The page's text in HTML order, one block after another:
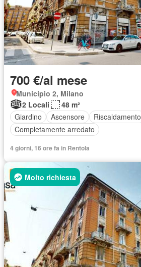
700 €/al mese
Municipio 2, Milano
2 Locali
48 m²
Giardino
Ascensore
Riscaldamento
Completamente arredato
4 giorni, 16 ore fa in Rentola
Molto richiesta